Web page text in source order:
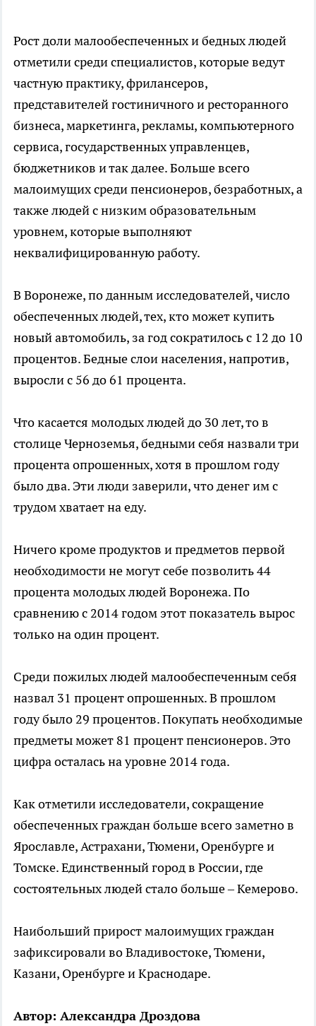
Рост доли малообеспеченных и бедных людей
отметили среди специалистов, которые ведут
частную практику, фрилансеров,
представителей гостиничного и ресторанного
бизнеса, маркетинга, рекламы, компьютерного
сервиса, государственных управленцев,
бюджетников и так далее. Больше всего
малоимущих среди пенсионеров, безработных, а
также людей с низким образовательным
уровнем, которые выполняют
неквалифицированную работу.
В Воронеже, по данным исследователей, число
обеспеченных людей, тех, кто может купить
новый автомобиль, за год сократилось с 12 до 10
процентов. Бедные слои населения, напротив,
выросли с 56 до 61 процента.
Что касается молодых людей до 30 лет, то в
столице Черноземья, бедными себя назвали три
процента опрошенных, хотя в прошлом году
было два. Эти люди заверили, что денег им с
трудом хватает на еду.
Ничего кроме продуктов и предметов первой
необходимости не могут себе позволить 44
процента молодых людей Воронежа. По
сравнению с 2014 годом этот показатель вырос
только на один процент.
Среди пожилых людей малообеспеченным себя
назвал 31 процент опрошенных. В прошлом
году было 29 процентов. Покупать необходимые
предметы может 81 процент пенсионеров. Это
цифра осталась на уровне 2014 года.
Как отметили исследователи, сокращение
обеспеченных граждан больше всего заметно в
Ярославле, Астрахани, Тюмени, Оренбурге и
Томске. Единственный город в России, где
состоятельных людей стало больше – Кемерово.
Наибольший прирост малоимущих граждан
зафиксировали во Владивостоке, Тюмени,
Казани, Оренбурге и Краснодаре.
Автор: Александра Дроздова